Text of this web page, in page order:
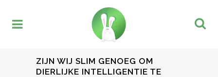
ZIJN WIJ SLIM GENOEG OM
DIERLIJKE INTELLIGENTIE TE